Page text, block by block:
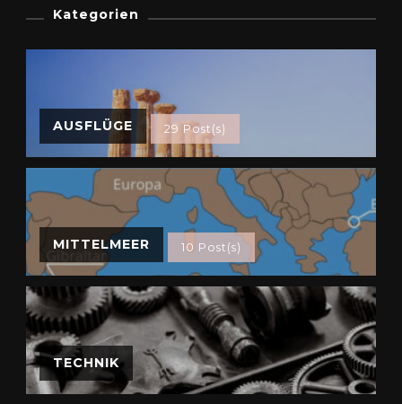
Kategorien
AUSFLÜGE 29 Post(s)
MITTELMEER 10 Post(s)
TECHNIK